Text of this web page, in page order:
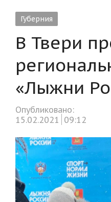
Губерния
В Твери
«Лыжни
Опубликовано:
15.02.2021 09:12